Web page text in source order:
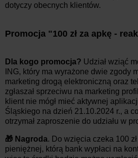
dotyczy obecnych klientów.
Promocja "100 zł za apkę -
Dla kogo promocja? Udział wziąć
ING, który ma wyrażone dwie zgody
marketing drogą elektroniczną oraz
zgłaszał sprzeciwu na marketing
klient nie mógł mieć aktywnej
Śląskiego na dzień 21.10.2024 r., a
otrzymał zaproszenie do udziału w
🎁 Nagroda. Do wzięcia czeka 100
pieniężnej, którą bank wypłaci na